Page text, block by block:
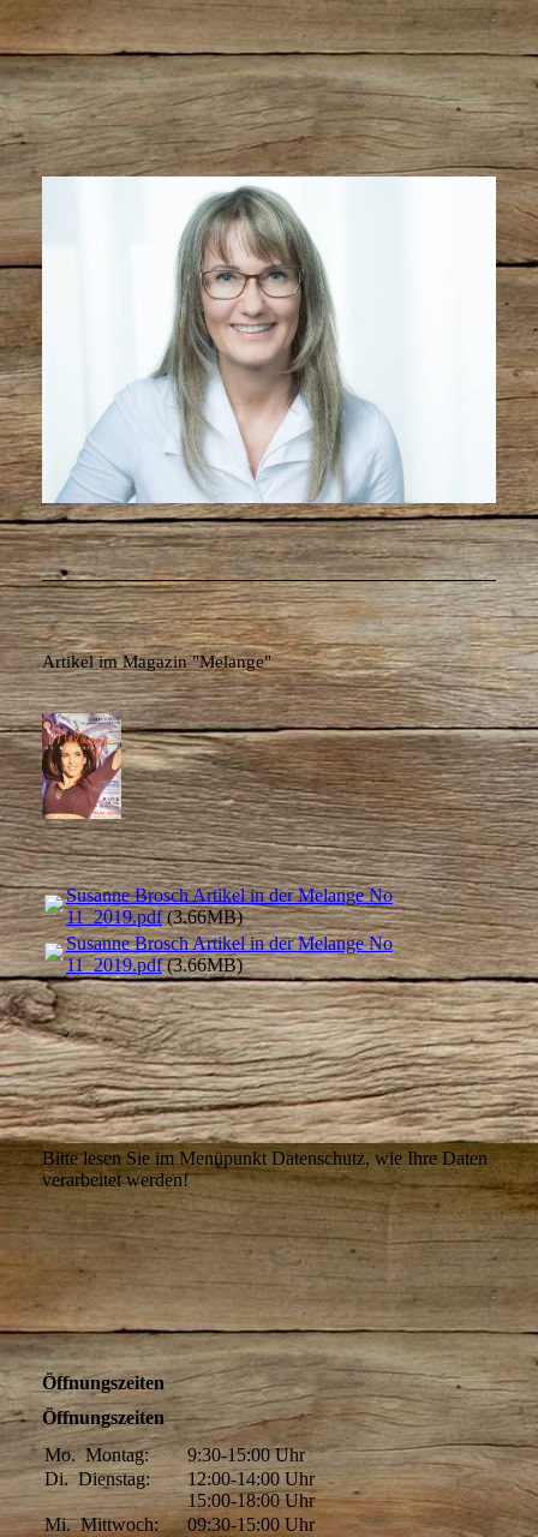
Artikel im Magazin "Melange"
Susanne Brosch Artikel in der Melange No
11_2019.pdf(3.66MB)
Susanne Brosch Artikel in der Melange No
11_2019.pdf(3.66MB)
Bitte lesen Sie im Menüpunkt Datenschutz, wie Ihre Daten
verarbeitet werden!
Öffnungszeiten
Öffnungszeiten
Mo.Montag: 9:30-15:00Uhr
Di.Dienstag: 12:00-14:00 Uhr
15:00-18:00Uhr
Mi.Mittwoch: 09:30-15:00 Uhr